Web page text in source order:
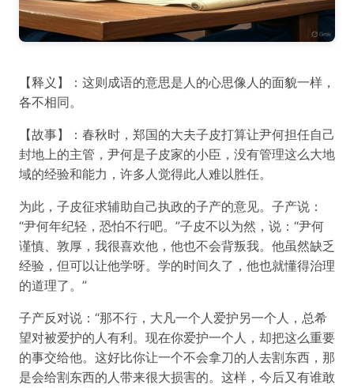
【释义】：这则成语的意思是人的心思像人的面貌一样，
各不相同。
【故事】：春秋时，郑国的大夫子皮打算让尹何担任自己
封地上的主管，尹何是子皮家的小臣，没有管理这么大地
域的经验和能力，许多人觉得此人难以胜任。
为此，子皮征求辅助自己执政的子产的意见。子产说：
“尹何年纪轻，恐怕不行吧。”子皮不以为然，说：“尹何
谨慎、敦厚，我很喜欢他，他也不会背叛我。他虽然缺乏
经验，但可以让他学呀。学的时间久了，他也就懂得治理
的道理了。”
子产反对说：“那不行，大凡一个人爱护另一个人，总希
望对被爱护的人有利。现在你爱护一个人，却把这么重要
的事交给他。这好比你让一个不会拿刀的人去割东西，那
是会给割东西的人带来很大损害的。这样，今后又有谁敢